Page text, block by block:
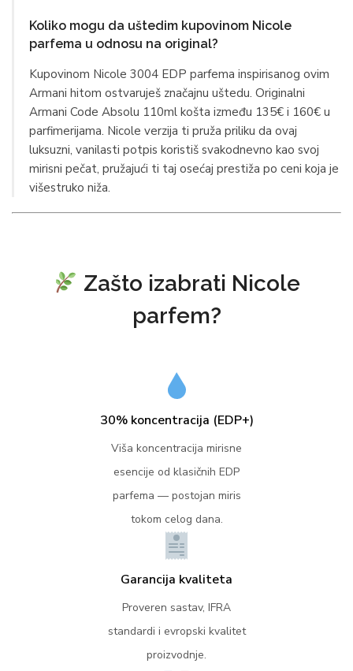
Koliko mogu da uštedim kupovinom Nicole
parfema u odnosu na original?
Kupovinom Nicole 3004 EDP parfema inspirisanog ovim
Armani hitom ostvaruješ značajnu uštedu. Originalni
Armani Code Absolu 110ml košta između 135€ i 160€ u
parfimerijama. Nicole verzija ti pruža priliku da ovaj
luksuzni, vanilasti potpis koristiš svakodnevno kao svoj
mirisni pečat, pružajući ti taj osećaj prestiža po ceni koja je
višestruko niža.
Zašto izabrati Nicole
parfem?
30% koncentracija (EDP+)
Viša koncentracija mirisne
esencije od klasičnih EDP
parfema — postojan miris
tokom celog dana.
Garancija kvaliteta
Proveren sastav, IFRA
standardi i evropski kvalitet
proizvodnje.